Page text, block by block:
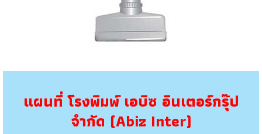
แผนที่ โรงพิมพ์ เอบิซ อินเตอร์กรุ๊ป
จำกัด (Abiz Inter)